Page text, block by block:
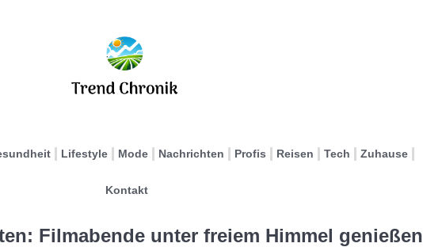
Lifestyle Mode Nachrichten Profis Reisen Tech Zuhause
Kontakt
Filmabende unter freiem Himmel genießen